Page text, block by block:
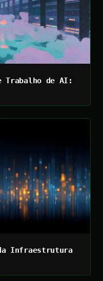
Trabalho de AI:
da Infraestrutura